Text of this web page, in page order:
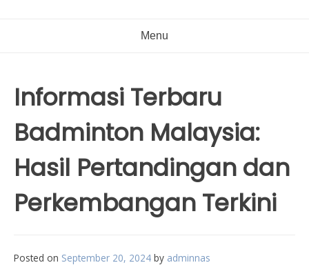
Menu
Informasi Terbaru
Badminton Malaysia:
Hasil Pertandingan dan
Perkembangan Terkini
Posted on September 20, 2024 by adminnas